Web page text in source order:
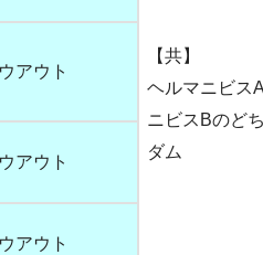
【共】
ヘルマニビス
ニビスBのど
ダム
アウト
アウト
アウト